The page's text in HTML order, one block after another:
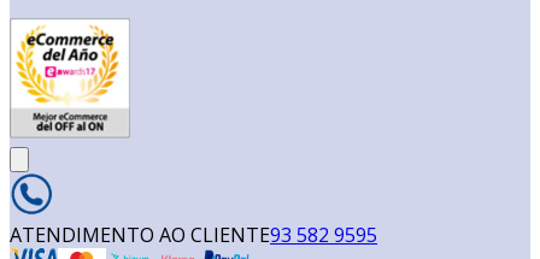
ATENDIMENTO AO CLIENTE93 582 9595